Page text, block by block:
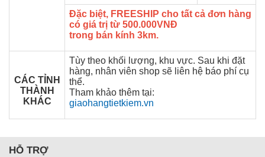
Đặc biệt, FREESHIP cho tất cả đơn hàng
có giá trị từ 500.000VNĐ
trong bán kính 3km.
CÁC TỈNH
THÀNH
KHÁC
Tùy theo khối lượng, khu vực. Sau khi đặt
hàng, nhân viên shop sẽ liên hệ báo phí cụ
thể.
Tham khảo thêm tại:
giaohangtietkiem.vn
HỖ TRỢ